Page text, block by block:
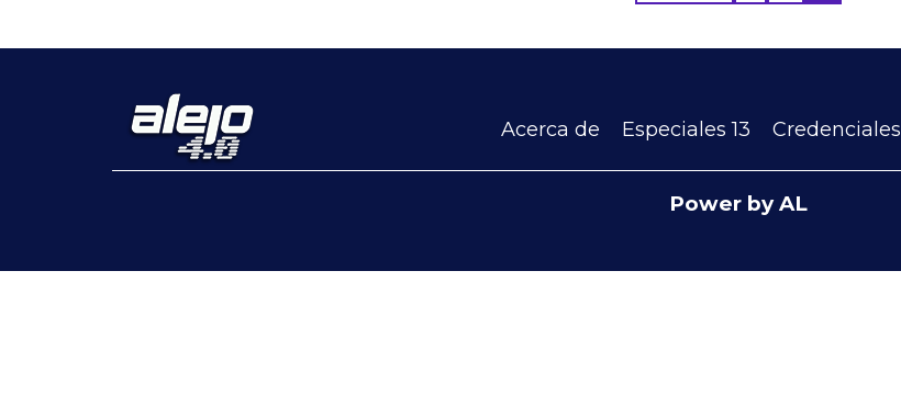
Acerca de Especiales 13 Credenciales
Power by AL